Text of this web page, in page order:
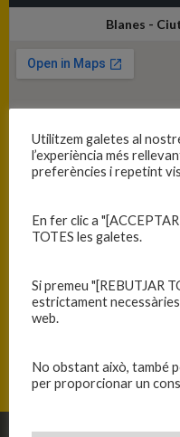
Blanes -
Utilitzem galetes al
l’experiència més
preferències i repetint
En fer clic a
TOTES les galetes.
Si premeu "[REBUTJAR
estrictament
web.
No obstant això, també
per proporcionar un